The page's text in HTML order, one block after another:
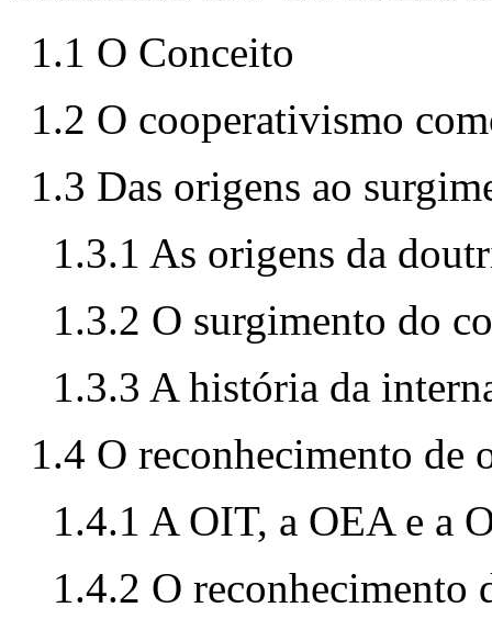
1.1 O Conceito
1.2 O cooperativismo
1.3 Das origens ao
1.3.1 As origens da
1.3.2 O surgimento do
1.3.3 A história da
1.4 O reconhecimento de
1.4.1 A OIT, a OEA e a
1.4.2 O reconhecimento